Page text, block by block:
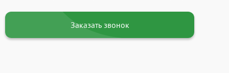
Заказать звонок